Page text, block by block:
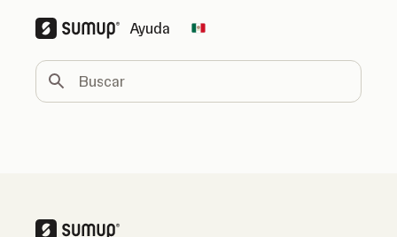
Ayuda Change country
Buscar